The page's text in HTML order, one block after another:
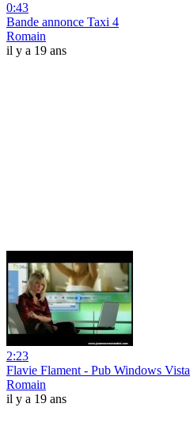
0:43
Bande annonce Taxi 4
Romain
il y a 19 ans
2:23
Flavie Flament - Pub Windows Vista
Romain
il y a 19 ans